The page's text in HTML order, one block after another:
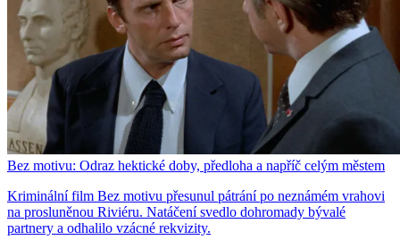
Bez motivu: Odraz hektické doby, předloha a napříč celým městem
Kriminální film Bez motivu přesunul pátrání po neznámém vrahovi
na prosluněnou Riviéru. Natáčení svedlo dohromady bývalé
partnery a odhalilo vzácné rekvizity.